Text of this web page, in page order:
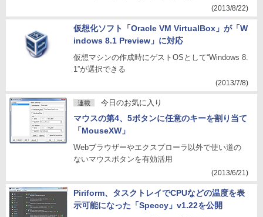
(2013/8/22)
仮想化ソフト「Oracle VM VirtualBox」が「W
indows 8.1 Preview」に対応
仮想マシンの作成時にゲストOSとして“Windows 8.
1”が選択できる
(2013/7/8)
連載 今日のお気に入り
マウスの第4、5ボタンに任意のキーを割り当て
「MouseXW」
Webブラウザーやエクスプローラ以外で使い道の
ないマウスボタンを有効活用
(2013/6/21)
Piriform、タスクトレイでCPUなどの温度を表
示可能になった「Speccy」v1.22を公開